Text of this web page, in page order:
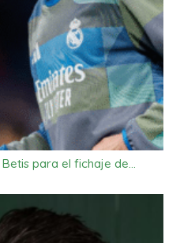
para el fichaje de…